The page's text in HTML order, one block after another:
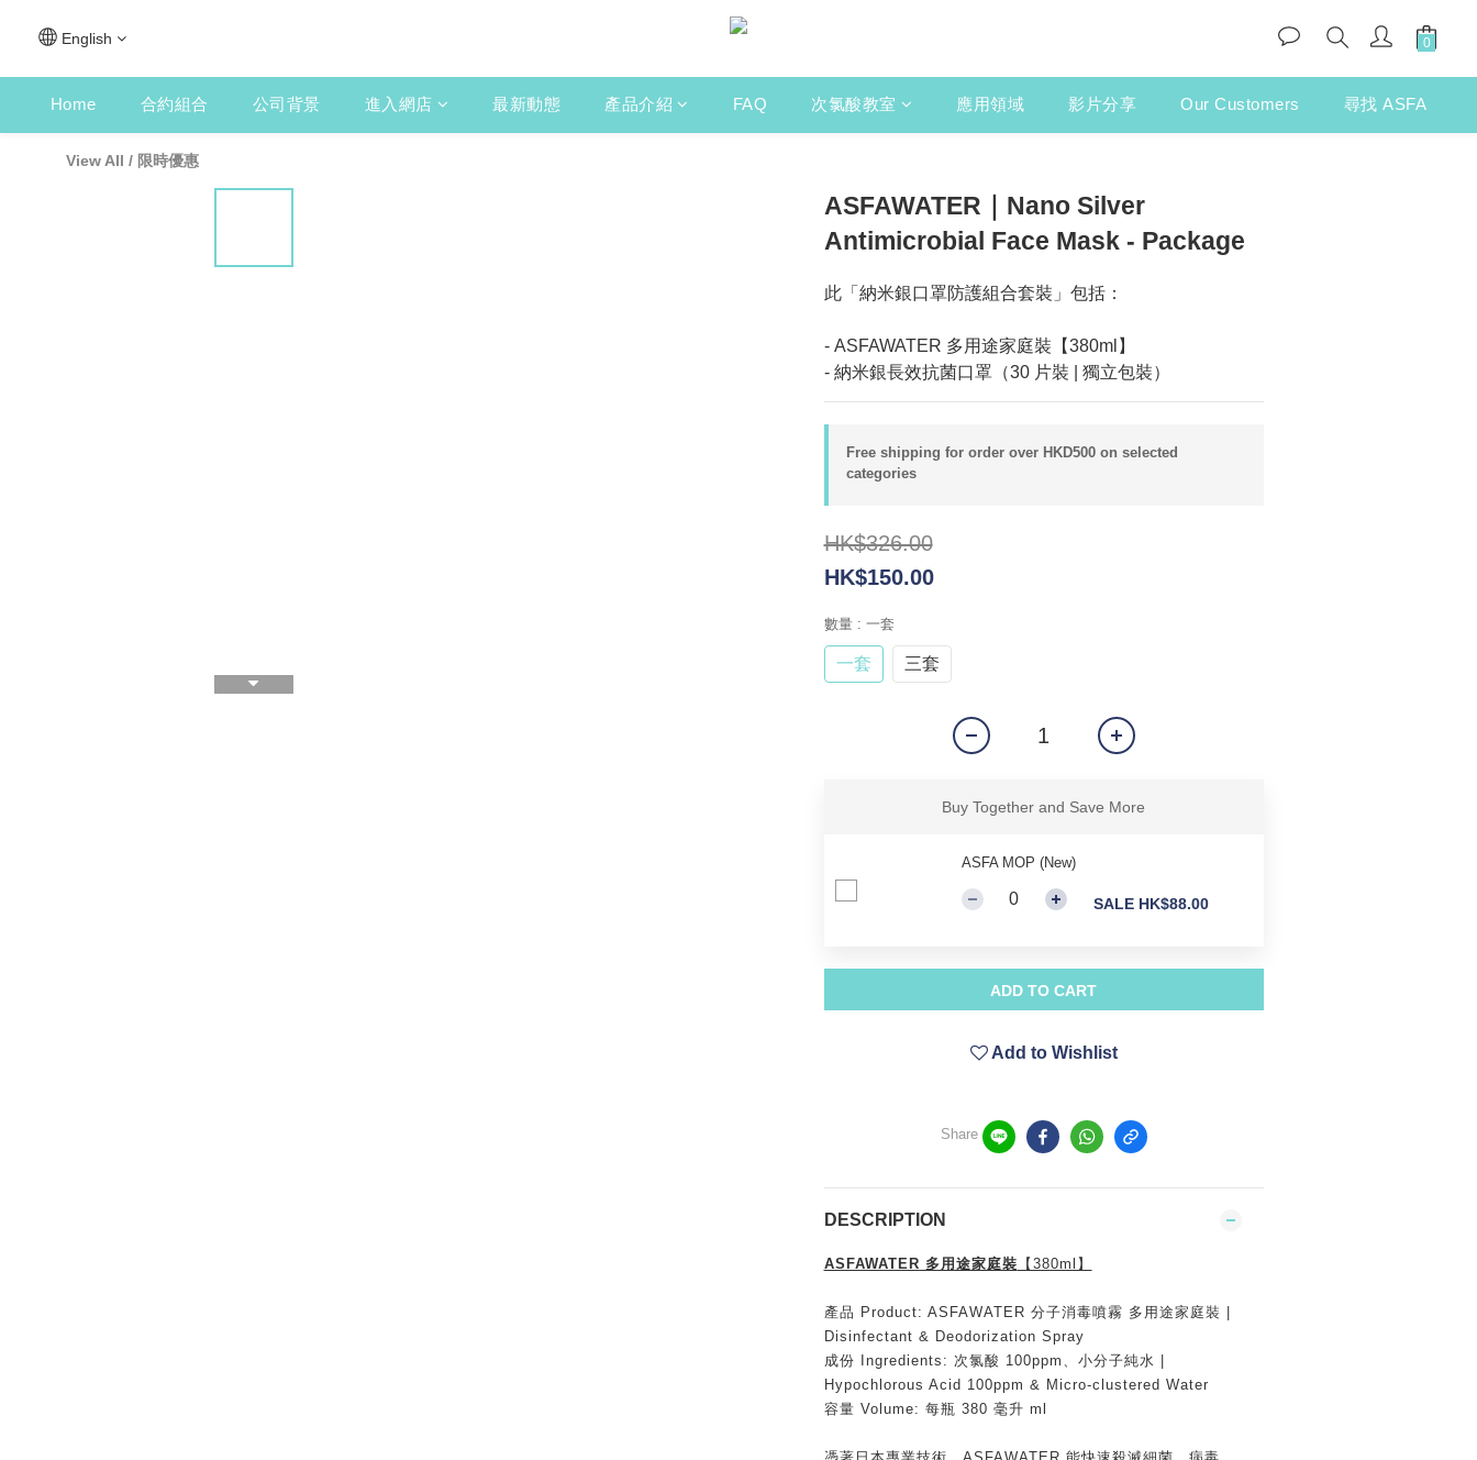
English
Home 合約組合 公司背景 進入網店 最新動態 產品介紹 FAQ 次氯酸教室 應用領域 影片分享 Our Customers 尋找 ASFA
View All / 限時優惠
ASFAWATER｜Nano Silver
Antimicrobial Face Mask - Package
此「納米銀口罩防護組合套裝」包括：
- ASFAWATER 多用途家庭裝【380ml】
- 納米銀長效抗菌口罩（30 片裝 | 獨立包裝）
Free shipping for order over HKD500 on selected
categories
HK$326.00
HK$150.00
數量 : 一套
一套 三套
Buy Together and Save More
ASFA MOP (New)
SALE HK$88.00
ADD TO CART
Add to Wishlist
Share
DESCRIPTION
ASFAWATER 多用途家庭裝 【380ml】
產品 Product: ASFAWATER 分子消毒噴霧 多用途家庭裝 |
Disinfectant & Deodorization Spray
成份 Ingredients: 次氯酸 100ppm、小分子純水 |
Hypochlorous Acid 100ppm & Micro-clustered Water
容量 Volume: 每瓶 380 毫升 ml